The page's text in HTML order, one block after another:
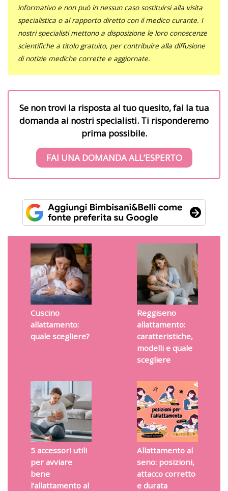
informativo e non può in nessun caso sostituirsi alla visita
specialistica o al rapporto diretto con il medico curante. I
nostri specialisti mettono a disposizione le loro conoscenze
scientifiche a titolo gratuito, per contribuire alla diffusione
di notizie mediche corrette e aggiornate.
Se non trovi la risposta al tuo quesito, fai la tua
domanda ai nostri specialisti. Ti risponderemo
prima possibile.
FAI UNA DOMANDA ALL’ESPERTO
Cuscino
allattamento:
quale scegliere?
Reggiseno
allattamento:
caratteristiche,
modelli e quale
scegliere
5 accessori utili
per avviare
bene
l’allattamento al
Allattamento al
seno: posizioni,
attacco corretto
e durata